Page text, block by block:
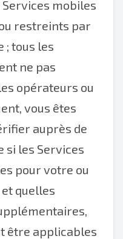
mobiles
restreints par
; tous les
ne pas
opérateurs ou
vous êtes
auprès de
les Services
pour votre ou
quelles
être applicables